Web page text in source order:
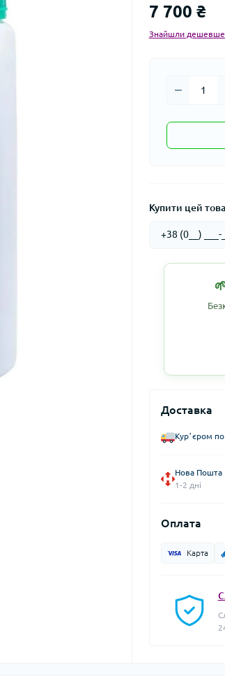
7 700 ₴
Знайшли
Купити цей
Доставка
Курʼєром по
Нова Пошта
1-2 дні
Оплата
Карта